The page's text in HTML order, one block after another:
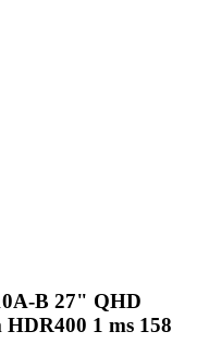
B 27" QHD
1 ms 158